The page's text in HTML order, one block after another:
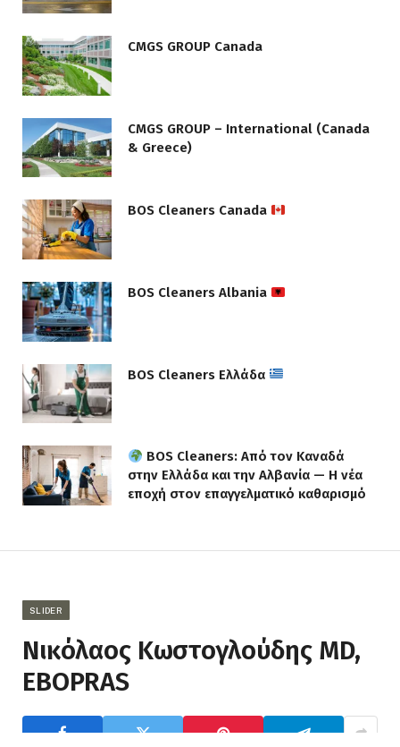
CMGS GROUP Canada
CMGS GROUP – International (Canada
& Greece)
BOS Cleaners Canada
BOS Cleaners Albania
BOS Cleaners Ελλάδα
BOS Cleaners: Από τον Καναδά
στην Ελλάδα και την Αλβανία — Η νέα
εποχή στον επαγγελματικό καθαρισμό
SLIDER
Νικόλαος Κωστογλούδης MD,
EBOPRAS